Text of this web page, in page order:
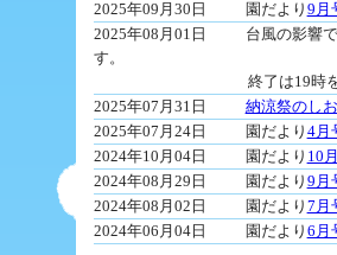
2025年09月30日
園だより 9月
2025年08月01日
台風の影響
す。
終了は19時を予定して
2025年07月31日
納涼祭のし
2025年07月24日
園だより 4月
2024年10月04日
園だより 10
2024年08月29日
園だより 9月
2024年08月02日
園だより 7月
2024年06月04日
園だより 6月